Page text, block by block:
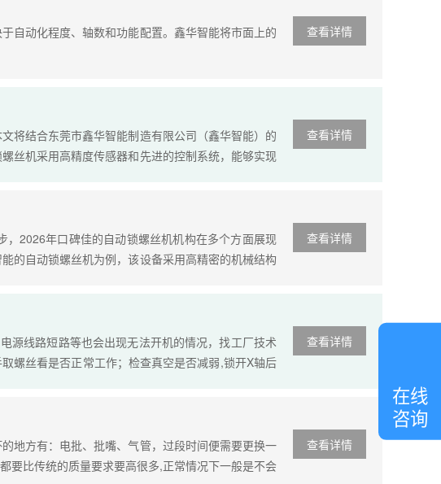
查看详情
自动化程度、轴数和功能配置。鑫华智能将市面上的
查看详情
将结合东莞市鑫华智能制造有限公司（鑫华智能）的
丝机采用高精度传感器和先进的控制系统，能够实现
查看详情
2026年口碑佳的自动锁螺丝机机构在多个方面展现
的自动锁螺丝机为例，该设备采用高精密的机械结构
查看详情
源线路短路等也会出现无法开机的情况，找工厂技术
螺丝看是否正常工作；检查真空是否减弱,锁开X轴后
查看详情
地方有：电批、批嘴、气管，过段时间便需要更换一
要比传统的质量要求要高很多,正常情况下一般是不会
客
服
在线
咨询